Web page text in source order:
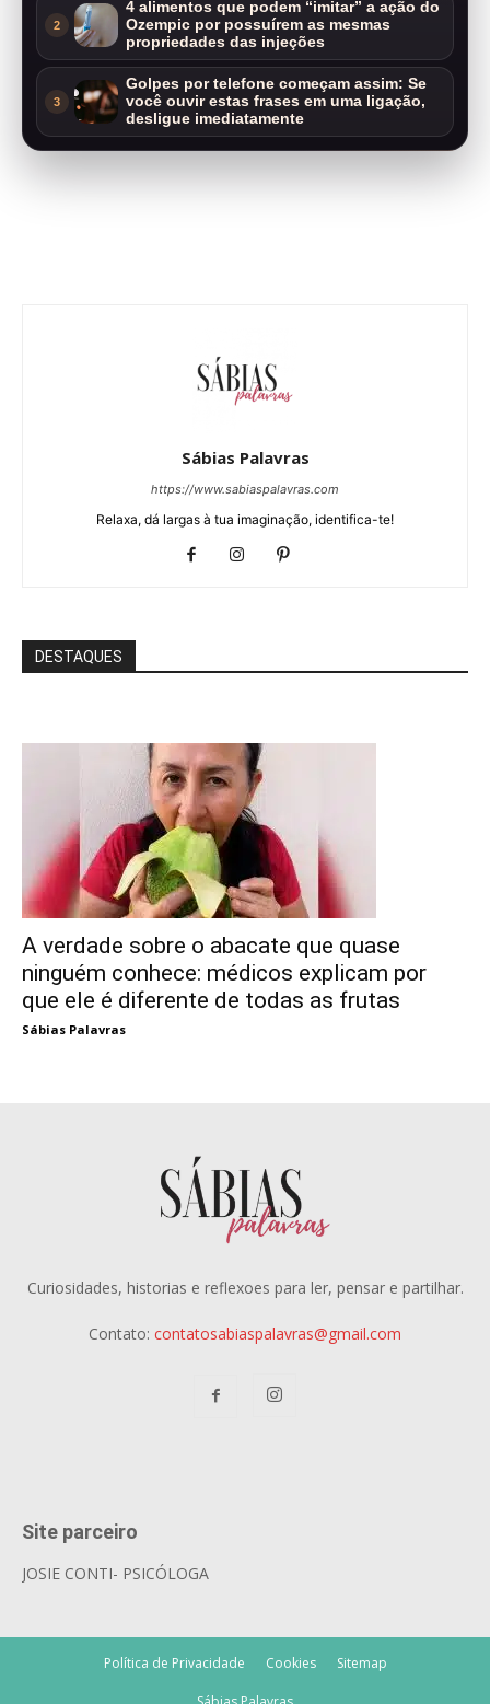
2
4 alimentos que podem “imitar” a ação do
Ozempic por possuírem as mesmas
propriedades das injeções
3
Golpes por telefone começam assim: Se
você ouvir estas frases em uma ligação,
desligue imediatamente
Sábias Palavras
https://www.sabiaspalavras.com
Relaxa, dá largas à tua imaginação, identifica-te!
DESTAQUES
A verdade sobre o abacate que quase
ninguém conhece: médicos explicam por
que ele é diferente de todas as frutas
Sábias Palavras
Curiosidades, historias e reflexoes para ler, pensar e partilhar.
Contato: contatosabiaspalavras@gmail.com
Site parceiro
JOSIE CONTI- PSICÓLOGA
Política de Privacidade Cookies Sitemap